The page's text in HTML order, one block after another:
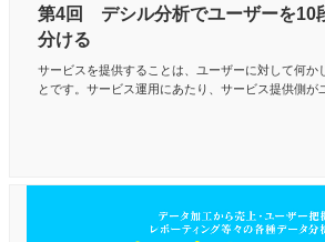
第4回 デシル分析でユーザーを10
分ける
サービスを提供することは、ユーザーに対して何か
とです。サービス運用にあたり、サービス提供側が